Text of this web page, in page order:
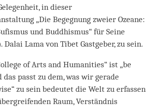
in dieser
„Die Begegnung zweier Ozeane:
und Buddhismus“ für Seine
Dalai Lama von Tibet Gastgeber, zu sein.
of Arts and Humanities“ ist „be
passt zu dem, was wir gerade
zu sein bedeutet die Welt zu erfassen
Raum, Verständnis